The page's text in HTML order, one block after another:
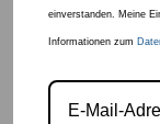
einverstanden. Meine
Informationen zum